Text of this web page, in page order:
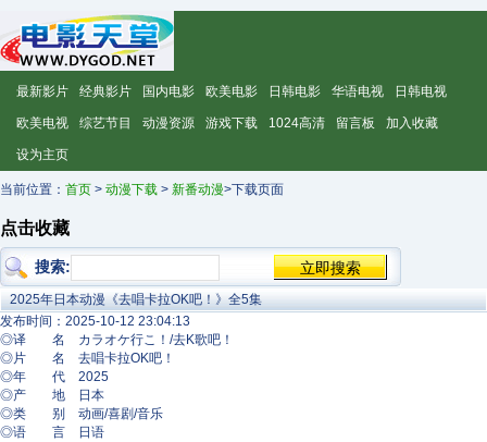
最新影片 经典影片 国内电影 欧美电影 日韩电影 华语电视 日韩电视
欧美电视 综艺节目 动漫资源 游戏下载 1024高清 留言板 加入收藏
设为主页
当前位置： 首页 > 动漫下载 > 新番动漫>下载页面
点击收藏
搜索:
2025年日本动漫《去唱卡拉OK吧！》全5集
发布时间：2025-10-12 23:04:13
◎译 名 カラオケ行こ！/去K歌吧！
◎片 名 去唱卡拉OK吧！
◎年 代 2025
◎产 地 日本
◎类 别 动画/喜剧/音乐
◎语 言 日语